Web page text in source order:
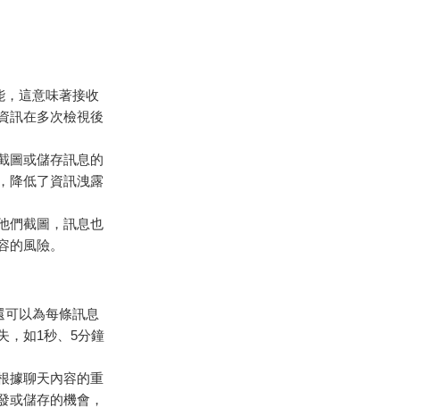
，這意味著接收
訊在多次檢視後
圖或儲存訊息的
降低了資訊洩露
們截圖，訊息也
風險。
可以為每條訊息
，如1秒、5分鐘
據聊天內容的重
或儲存的機會，